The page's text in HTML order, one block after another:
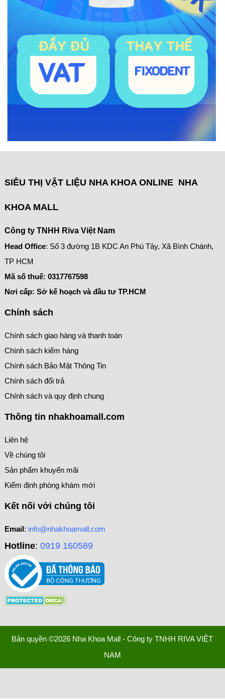
SIÊU THỊ VẬT LIỆU NHA KHOA ONLINE NHA
KHOA MALL
Công ty TNHH Riva Việt Nam
Head Office: Số 3 đường 1B KDC An Phú Tây, Xã Bình Chánh,
TP HCM
Mã số thuế: 0317767598
Nơi cấp: Sở kế hoạch và đầu tư TP.HCM
Chính sách
Chính sách giao hàng và thanh toán
Chính sách kiểm hàng
Chính sách Bảo Mật Thông Tin
Chính sách đổi trả
Chính sách và quy định chung
Thông tin nhakhoamall.com
Liên hệ
Về chúng tôi
Sản phẩm khuyến mãi
Kiểm định phòng khám mới
Kết nối với chúng tôi
Email: info@nhakhoamall.com
Hotline: 0919 160589
Bản quyền ©2026 Nha Khoa Mall - Công ty TNHH RIVA VIỆT
NAM